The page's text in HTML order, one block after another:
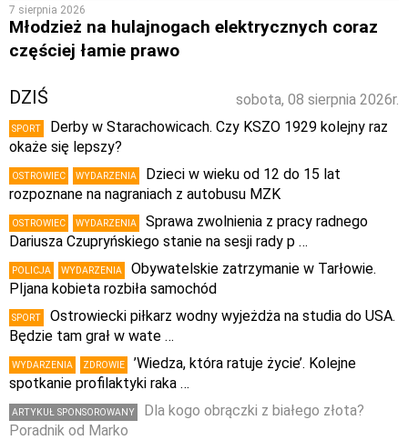
7 sierpnia 2026
Młodzież na hulajnogach elektrycznych coraz
częściej łamie prawo
sobota, 08 sierpnia 2026r.
DZIŚ
SPORT
Derby w Starachowicach. Czy KSZO 1929 kolejny raz
okaże się lepszy?
OSTROWIEC WYDARZENIA
Dzieci w wieku od 12 do 15 lat
rozpoznane na nagraniach z autobusu MZK
OSTROWIEC WYDARZENIA
Sprawa zwolnienia z pracy radnego
Dariusza Czupryńskiego stanie na sesji rady p …
POLICJA WYDARZENIA
Obywatelskie zatrzymanie w Tarłowie.
PIjana kobieta rozbiła samochód
SPORT
Ostrowiecki piłkarz wodny wyjeżdża na studia do USA.
Będzie tam grał w wate …
WYDARZENIA ZDROWIE
’Wiedza, która ratuje życie’. Kolejne
spotkanie profilaktyki raka …
ARTYKUŁ SPONSOROWANY
Dla kogo obrączki z białego złota?
Poradnik od Marko